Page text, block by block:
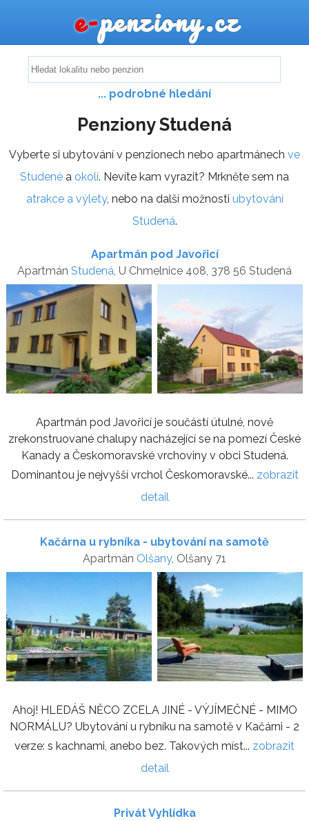
e-penziony.cz
... podrobné hledání
Penziony Studená
Vyberte si ubytování v penzionech nebo apartmánech ve
Studené a okolí. Nevíte kam vyrazit? Mrkněte sem na
atrakce a výlety, nebo na další možnosti ubytování
Studená.
Apartmán pod Javořicí
Apartmán Studená , U Chmelnice 408, 378 56 Studená
Apartmán pod Javořicí je součástí útulné, nově
zrekonstruované chalupy nacházející se na pomezí České
Kanady a Českomoravské vrchoviny v obci Studená.
Dominantou je nejvyšší vrchol Českomoravské... zobrazit
detail
Kačárna u rybníka - ubytování na samotě
Apartmán Olšany, Olšany 71
Ahoj! HLEDÁŠ NĚCO ZCELA JINÉ - VÝJÍMEČNÉ - MIMO
NORMÁLU? Ubytování u rybníku na samotě v Kačárni - 2
verze: s kachnami, anebo bez. Takových míst... zobrazit
detail
Privát Vyhlídka